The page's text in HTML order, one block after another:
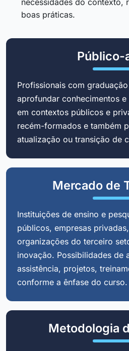
boas práticas.
Público-
Profissionais com
aprofundar conhecimentos
em contextos públicos e
recém-formados e também
atualização ou transição de
Mercado de
Instituições de ensino e
públicos, empresas
organizações do terceiro
inovação. Possibilidades de
assistência, projetos,
conforme a ênfase do curso.
Metodologia